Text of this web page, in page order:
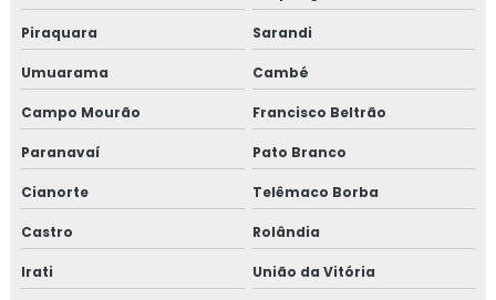
Piraquara Sarandi
Umuarama Cambé
Campo Mourão Francisco Beltrão
Paranavaí Pato Branco
Cianorte Telêmaco Borba
Castro Rolândia
Irati União da Vitória